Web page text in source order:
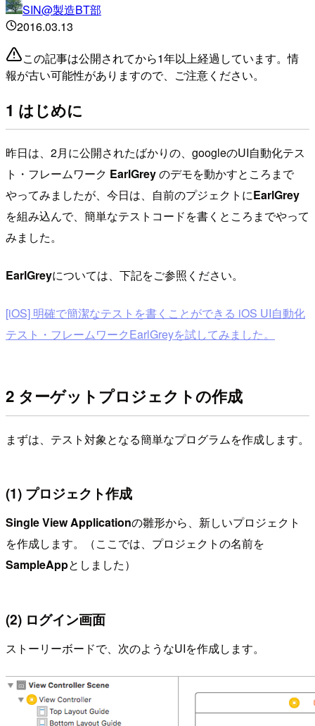
SIN@製造BT部
2016.03.13
この記事は公開されてから1年以上経過しています。情
報が古い可能性がありますので、ご注意ください。
1 はじめに
昨日は、2月に公開されたばかりの、googleのUI自動化テス
ト・フレームワーク EarlGreyのデモを動かすところまで
やってみましたが、今日は、自前のプジェクトにEarlGrey
を組み込んで、簡単なテストコードを書くところまでやって
みました。
EarlGreyについては、下記をご参照ください。
[iOS] 明確で簡潔なテストを書くことができる iOS UI自動化
テスト・フレームワークEarlGreyを試してみました。
2 ターゲットプロジェクトの作成
まずは、テスト対象となる簡単なプログラムを作成します。
(1) プロジェクト作成
Single View Applicationの雛形から、新しいプロジェクト
を作成します。（ここでは、プロジェクトの名前を
SampleAppとしました）
(2) ログイン画面
ストーリーボードで、次のようなUIを作成します。